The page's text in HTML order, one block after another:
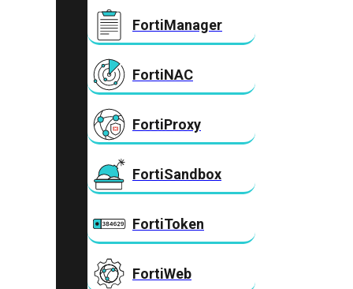
FortiManager
FortiNAC
FortiProxy
FortiSandbox
FortiToken
FortiWeb